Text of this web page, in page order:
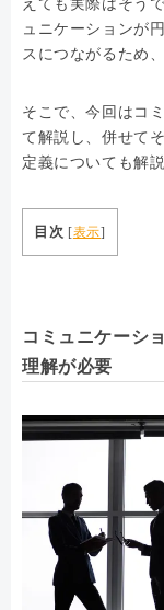
えても実際はそう
ュニケーションが
スにつながるため
そこで、今回はコ
て解説し、併せて
定義についても解
目次 [表示]
コミュニケーシ
理解が必要